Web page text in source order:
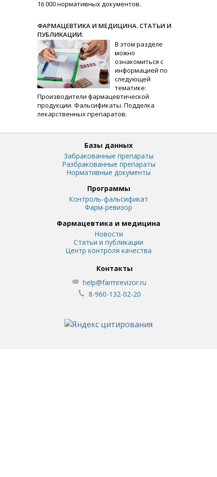
16 000 нормативных документов.
ФАРМАЦЕВТИКА И МЕДИЦИНА. СТАТЬИ И
ПУБЛИКАЦИИ.
В этом разделе
можно
ознакомиться с
информацией по
следующей
тематике:
Производители фармацевтической
продукции. Фальсификаты. Подделка
лекарственных препаратов.
Базы данных
Забракованные препараты
Разбракованные препараты
Нормативные документы
Программы
Контроль-фальсификат
Фарм-ревизор
Фармацевтика и медицина
Новости
Статьи и публикации
Центр контроля качества
Контакты
help@farmrevizor.ru
8-960-132-02-20